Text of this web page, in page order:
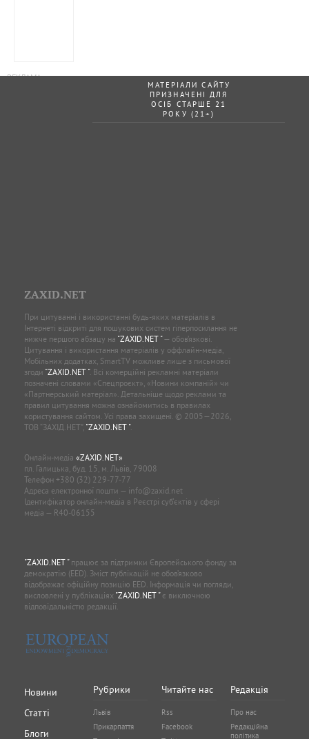
МАТЕРІАЛИ САЙТУ
ПРИЗНАЧЕНІ ДЛЯ
ОСІБ СТАРШЕ 21
РОКУ (21+)
ZAXID.NET
При цитуванні і використанні будь-яких матеріалів в
Інтернеті відкриті для пошукових систем гіперпосилання не
нижче першого абзацу на "ZAXID.NET "— обов’язкові.
Цитування і використання матеріалів у оффлайн-медіа,
Мобільних додатках, SmartTV можливе лише з письмової
згоди "ZAXID.NET ". Всі комерційні рекламні матеріали
позначені словами «Спецпроєкт», «Новини компаній» чи
«Партнерський матеріал». Детальніше щодо реклами та
правил цитування можна ознайомитись в правилах
користування сайтом. Усі права захищені. © 2005—2026,
ТОВ “ЗАХІД.НЕТ”, "ZAXID.NET ".
Онлайн-медіа «ZAXID.NET»
пл. Галицька, буд. 15, м. Львів, 79008
Телефон +380 (32) 229-77-77
Адреса електронної пошти — info@zaxid.net
Ідентифікатор онлайн-медіа в Реєстрі суб'єктів у сфері
медіа — R40-06155
"ZAXID.NET "працює за підтримки Європейського фонду за
демократію (EED). Зміст публікацій не обов’язково
відображає офіційну позицію EED. Інформація чи погляди,
висловлені у публікаціях "ZAXID.NET "є виключною
відповідальністю редакції.
Новини
Статті
Блоги
Рубрики
Львів
Прикарпаття
Читайте нас
Rss
Facebook
Редакція
Про нас
Редакційна
політика